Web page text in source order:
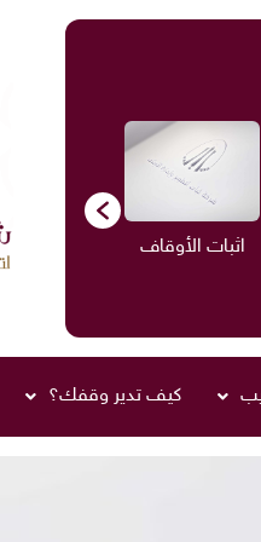
اثبات الأوقاف الاستشارات
كيف تدير وقفك؟